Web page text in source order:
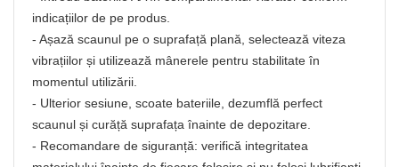
indicațiilor de pe produs.
- Așază scaunul pe o suprafață plană, selectează viteza
vibrațiilor și utilizează mânerele pentru stabilitate în
momentul utilizării.
- Ulterior sesiune, scoate bateriile, dezumflă perfect
scaunul și curăță suprafața înainte de depozitare.
- Recomandare de siguranță: verifică integritatea